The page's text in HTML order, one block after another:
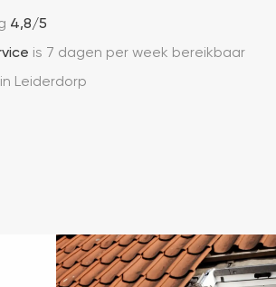
4,8/5
is 7 dagen per week bereikbaar
Leiderdorp